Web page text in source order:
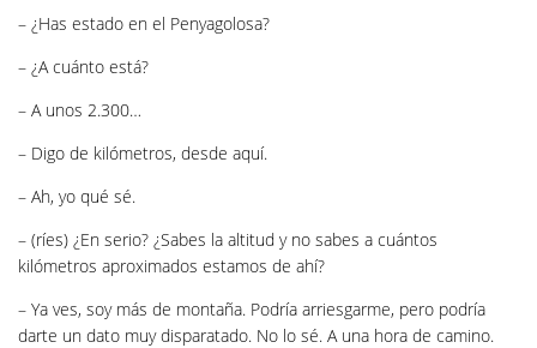
– ¿Has estado en el Penyagolosa?
– ¿A cuánto está?
– A unos 2.300…
– Digo de kilómetros, desde aquí.
– Ah, yo qué sé.
– (ríes) ¿En serio? ¿Sabes la altitud y no sabes a cuántos
kilómetros aproximados estamos de ahí?
– Ya ves, soy más de montaña. Podría arriesgarme, pero podría
darte un dato muy disparatado. No lo sé. A una hora de camino.